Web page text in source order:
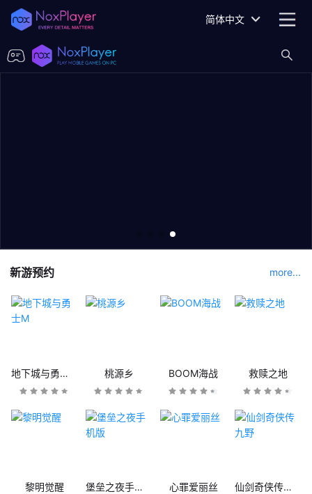
简体中文
新游预约 more...
地下城与勇士M 桃源乡 BOOM海战 救赎之地
黎明觉醒 堡垒之夜手机版 心罪爱丽丝 仙剑奇侠传九野